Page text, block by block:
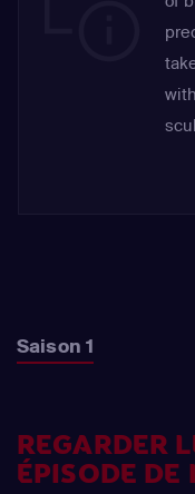
Saison 1
REGARDER
ÉPISODE DE